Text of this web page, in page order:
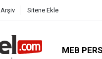
Arşiv Sitene Ekle
MEB